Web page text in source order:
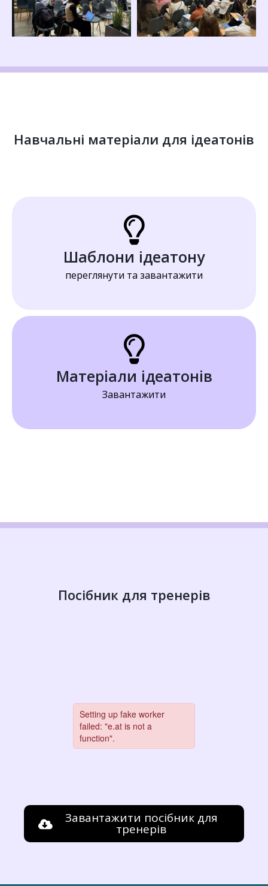
Навчальні матеріали для ідеатонів
Шаблони ідеатону
переглянути та завантажити
Матеріали ідеатонів
Завантажити
Посібник для тренерів
Завантажити посібник для
тренерів